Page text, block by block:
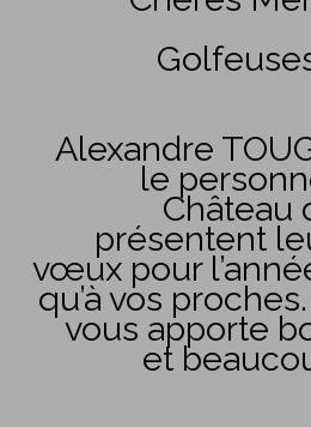
Alexandre
le
Château
présentent
vœux pour
qu’à vos
vous apporte
et